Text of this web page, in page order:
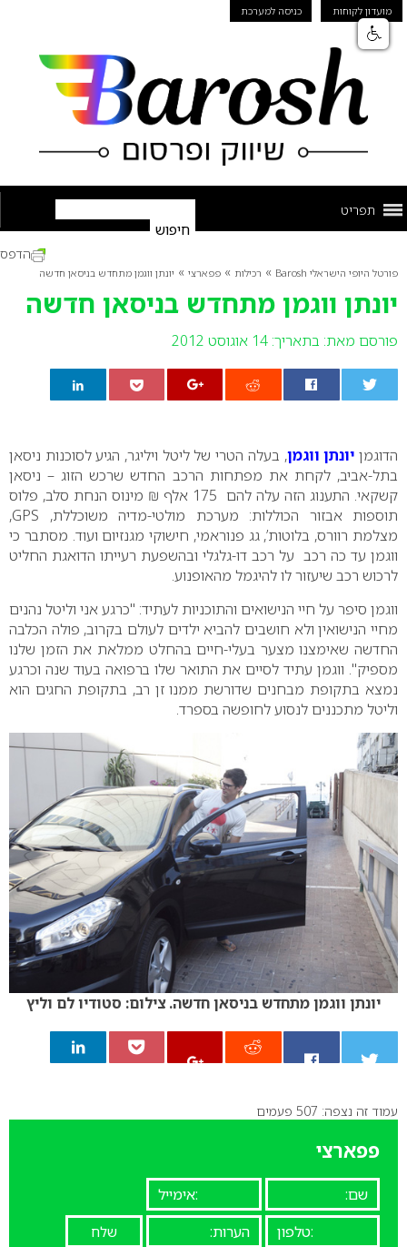
מועדון לקוחות כניסה למערכת
תפריט
פורטל היופי הישראלי Barosh » רכילות » פפארצי » יונתן ווגמן מתחדש בניסאן חדשה
יונתן ווגמן מתחדש בניסאן חדשה
פורסם מאת: בתאריך: 14 אוגוסט 2012
הדפס
הדוגמן יונתן ווגמן, בעלה הטרי של ליטל ויליגר, הגיע לסוכנות ניסאן
בתל-אביב, לקחת את מפתחות הרכב החדש שרכש הזוג – ניסאן
קשקאי. התענוג הזה עלה להם 175 אלף ₪ מינוס הנחת סלב, פלוס
תוספות אבזור הכוללות: מערכת מולטי-מדיה משוכללת, GPS
,
מצלמת רוורס, בלוטות’, גג פנוראמי, חישוקי מגנזיום ועוד. מסתבר כי
ווגמן עד כה רכב על רכב דו-גלגלי ובהשפעת רעייתו הדואגת החליט
לרכוש רכב שיעזור לו להיגמל מהאופנוע.
ווגמן סיפר על חיי הנישואים והתוכניות לעתיד: "כרגע אני וליטל נהנים
מחיי הנישואין ולא חושבים להביא ילדים לעולם בקרוב, פולה הכלבה
החדשה שאימצנו מצער בעלי-חיים בהחלט ממלאת את הזמן שלנו
מספיק". ווגמן עתיד לסיים את התואר שלו ברפואה בעוד שנה וכרגע
נמצא בתקופת מבחנים שדורשת ממנו זן רב, בתקופת החגים הוא
וליטל מתכננים לנסוע לחופשה בספרד.
יונתן ווגמן מתחדש בניסאן חדשה. צילום: סטודיו לם וליץ
0
עמוד זה נצפה: 507 פעמים
פפארצי